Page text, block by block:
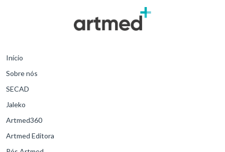
Início
Sobre nós
SECAD
Jaleko
Artmed360
Artmed Editora